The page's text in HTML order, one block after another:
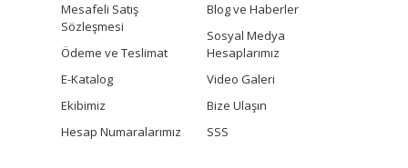
Mesafeli Satış
Sözleşmesi
Ödeme ve Teslimat
E-Katalog
Ekibimiz
Hesap Numaralarımız
Blog ve Haberler
Sosyal Medya
Hesaplarımız
Video Galeri
Bize Ulaşın
SSS